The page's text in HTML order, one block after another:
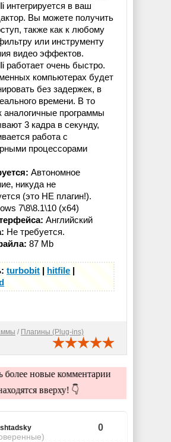
интегрируется в ваш
Вы можете получить
также как к любому
или инструменту
видео эффектов.
работает очень быстро.
компьютерах будет
без задержек, в
времени. В то
аналогичные программы
3 кадра в секунду,
работа с
процессорами
Автономное
никуда не
(это НЕ плагин!).
7\8\8.1\10 (x64)
Английский
Не требуется.
87 Mb
turbobit | hitfile |
/ Плагины (Plug-ins)
более новые комментарии
вверху! 👇
0